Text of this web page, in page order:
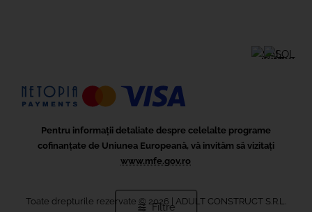
Pentru informații detaliate despre celelalte programe
cofinanțate de Uniunea Europeană, vă invităm să vizitați
www.mfe.gov.ro
Toate drepturile rezervate © 2026 | ADULT CONSTRUCT S.R.L.
Filtre